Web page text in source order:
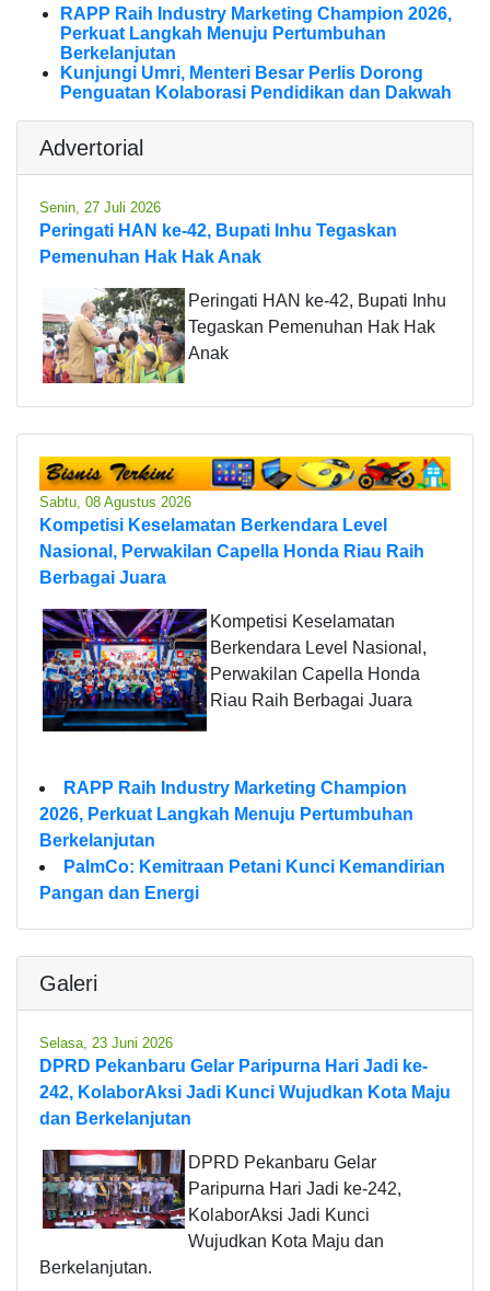
RAPP Raih Industry Marketing Champion 2026,
Perkuat Langkah Menuju Pertumbuhan
Berkelanjutan
Kunjungi Umri, Menteri Besar Perlis Dorong
Penguatan Kolaborasi Pendidikan dan Dakwah
Advertorial
Senin, 27 Juli 2026
Peringati HAN ke-42, Bupati Inhu Tegaskan
Pemenuhan Hak Hak Anak
Peringati HAN ke-42, Bupati Inhu
Tegaskan Pemenuhan Hak Hak
Anak
Sabtu, 08 Agustus 2026
Kompetisi Keselamatan Berkendara Level
Nasional, Perwakilan Capella Honda Riau Raih
Berbagai Juara
Kompetisi Keselamatan
Berkendara Level Nasional,
Perwakilan Capella Honda
Riau Raih Berbagai Juara
RAPP Raih Industry Marketing Champion
2026, Perkuat Langkah Menuju Pertumbuhan
Berkelanjutan
PalmCo: Kemitraan Petani Kunci Kemandirian
Pangan dan Energi
Galeri
Selasa, 23 Juni 2026
DPRD Pekanbaru Gelar Paripurna Hari Jadi ke-
242, KolaborAksi Jadi Kunci Wujudkan Kota Maju
dan Berkelanjutan
DPRD Pekanbaru Gelar
Paripurna Hari Jadi ke-242,
KolaborAksi Jadi Kunci
Wujudkan Kota Maju dan
Berkelanjutan.